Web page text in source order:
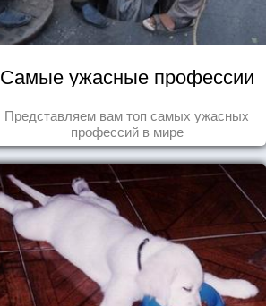
Самые ужасные профессии
Представляем вам топ самых ужасных
профессий в мире